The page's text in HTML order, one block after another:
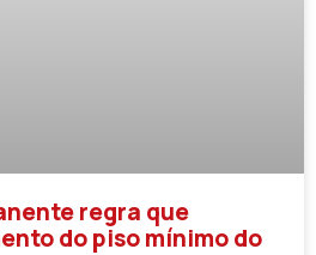
regra que
do piso mínimo do